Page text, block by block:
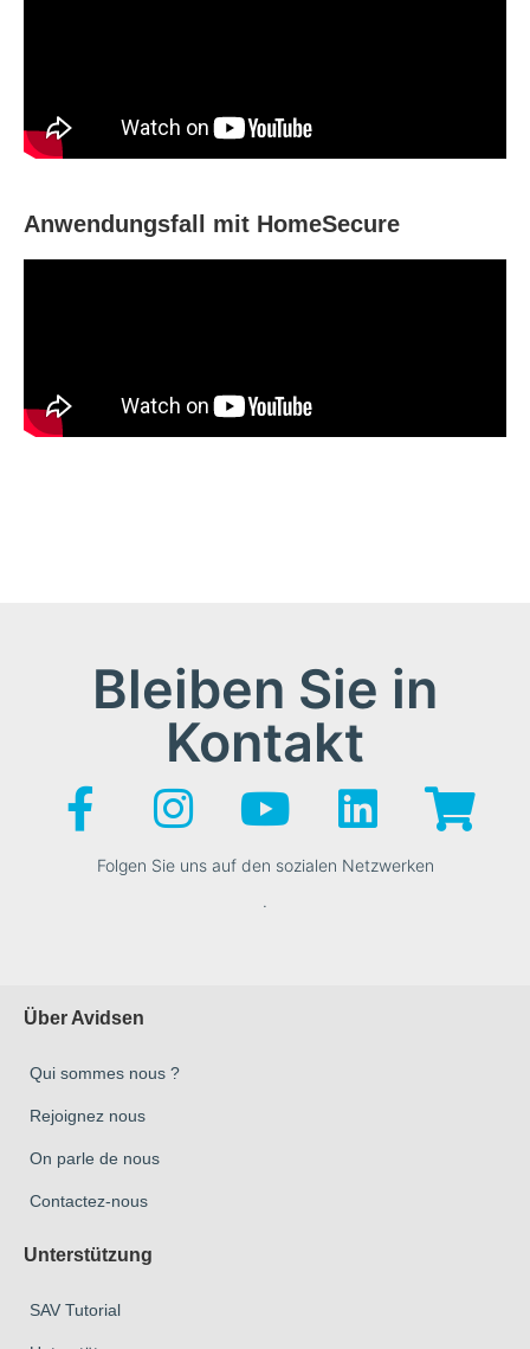
Anwendungsfall mit HomeSecure
Bleiben Sie in
Kontakt
Folgen Sie uns auf den sozialen Netzwerken
.
Über Avidsen
Qui sommes nous ?
Rejoignez nous
On parle de nous
Contactez-nous
Unterstützung
SAV Tutorial